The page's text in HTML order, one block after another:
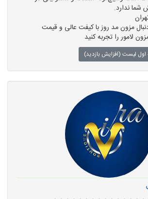
شما ندارد.
مزون مد روز با کیفت عالی و قیمت
لامور را تجربه کنید
اول لیست (افزایش بازدید)